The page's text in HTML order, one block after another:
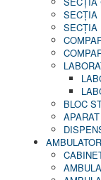
SECŢIA
SECŢIA
BLOC